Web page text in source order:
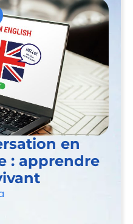
en
: apprendre